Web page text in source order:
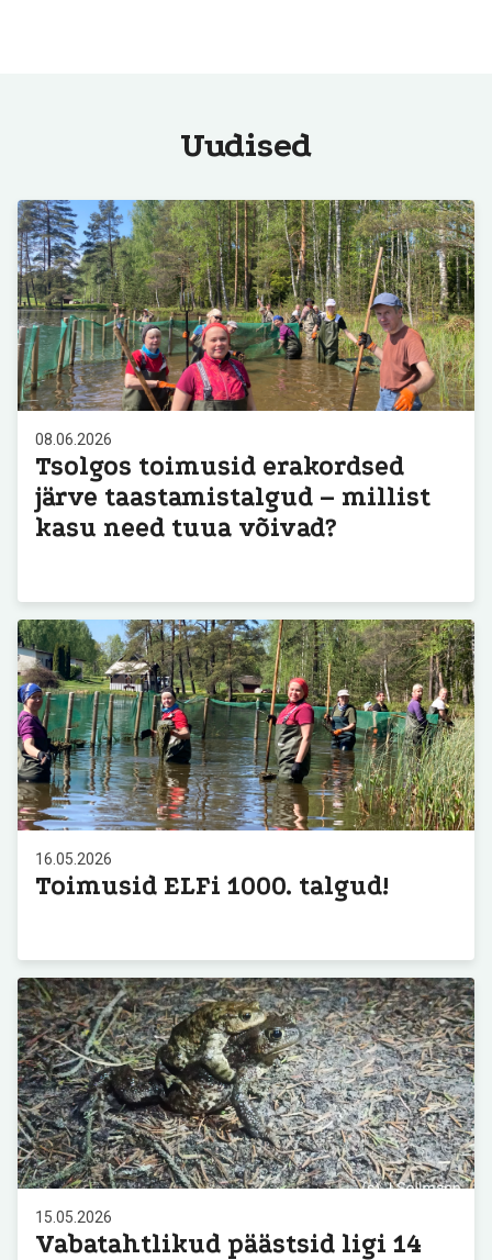
Uudised
08.06.2026
Tsolgos toimusid erakordsed
järve taastamistalgud – millist
kasu need tuua võivad?
16.05.2026
Toimusid ELFi 1000. talgud!
15.05.2026
Vabatahtlikud päästsid ligi 14